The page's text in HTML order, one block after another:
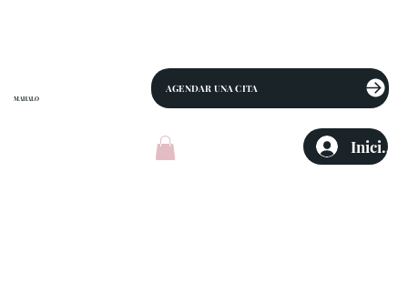
MAHALO
Iniciar
AGENDAR UNA CITA